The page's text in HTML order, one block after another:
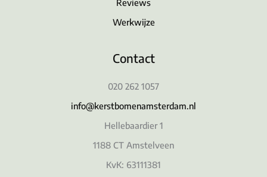
Reviews
Werkwijze
Contact
020 262 1057
info@kerstbomenamsterdam.nl
Hellebaardier 1
1188 CT Amstelveen
KvK: 63111381